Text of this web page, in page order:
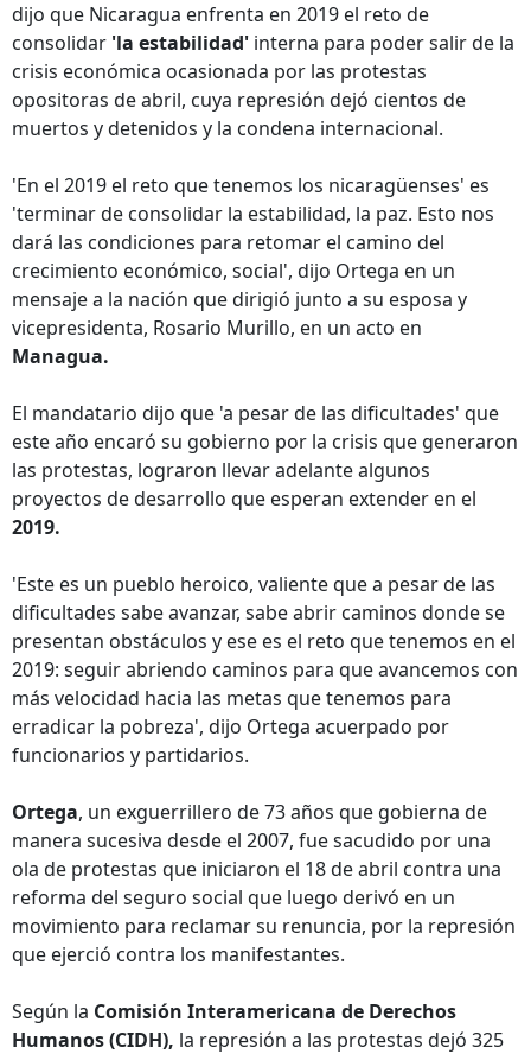
dijo que Nicaragua enfrenta en 2019 el reto de
consolidar 'la estabilidad' interna para poder salir de la
crisis económica ocasionada por las protestas
opositoras de abril, cuya represión dejó cientos de
muertos y detenidos y la condena internacional.
'En el 2019 el reto que tenemos los nicaragüenses' es
'terminar de consolidar la estabilidad, la paz. Esto nos
dará las condiciones para retomar el camino del
crecimiento económico, social', dijo Ortega en un
mensaje a la nación que dirigió junto a su esposa y
vicepresidenta, Rosario Murillo, en un acto en
Managua.
El mandatario dijo que 'a pesar de las dificultades' que
este año encaró su gobierno por la crisis que generaron
las protestas, lograron llevar adelante algunos
proyectos de desarrollo que esperan extender en el
2019.
'Este es un pueblo heroico, valiente que a pesar de las
dificultades sabe avanzar, sabe abrir caminos donde se
presentan obstáculos y ese es el reto que tenemos en el
2019: seguir abriendo caminos para que avancemos con
más velocidad hacia las metas que tenemos para
erradicar la pobreza', dijo Ortega acuerpado por
funcionarios y partidarios.
Ortega, un exguerrillero de 73 años que gobierna de
manera sucesiva desde el 2007, fue sacudido por una
ola de protestas que iniciaron el 18 de abril contra una
reforma del seguro social que luego derivó en un
movimiento para reclamar su renuncia, por la represión
que ejerció contra los manifestantes.
Según la Comisión Interamericana de Derechos
Humanos (CIDH), la represión a las protestas dejó 325